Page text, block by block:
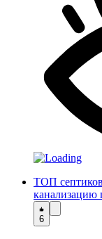
ТОП
канализацию
6